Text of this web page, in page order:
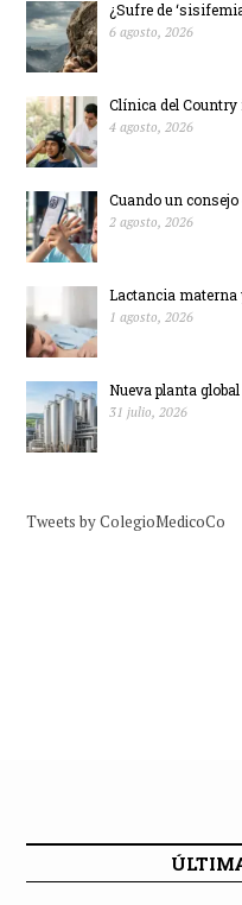
¿Sufre de
6 agosto, 2026
Clínica del Country
4 agosto, 2026
Cuando un consejo
2 agosto, 2026
Lactancia materna
1 agosto, 2026
Nueva planta global
31 julio, 2026
Tweets by ColegioMedicoCo